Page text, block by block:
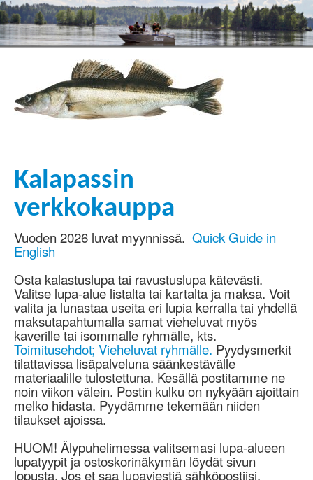
Kalapassin
verkkokauppa
Vuoden 2026 luvat myynnissä. Quick Guide in
English
Osta kalastuslupa tai ravustuslupa kätevästi.
Valitse lupa-alue listalta tai kartalta ja maksa. Voit
valita ja lunastaa useita eri lupia kerralla tai yhdellä
maksutapahtumalla samat vieheluvat myös
kaverille tai isommalle ryhmälle, kts.
Toimitusehdot; Vieheluvat ryhmälle. Pyydysmerkit
tilattavissa lisäpalveluna säänkestävälle
materiaalille tulostettuna. Kesällä postitamme ne
noin viikon välein. Postin kulku on nykyään ajoittain
melko hidasta. Pyydämme tekemään niiden
tilaukset ajoissa.
HUOM! Älypuhelimessa valitsemasi lupa-alueen
lupatyypit ja ostoskorinäkymän löydät sivun
lopusta. Jos et saa lupaviestiä sähköpostiisi,